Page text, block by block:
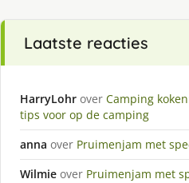
Laatste reacties
HarryLohr over Camping
tips voor op de camping
anna over Pruimenjam met
Wilmie over Pruimenjam met